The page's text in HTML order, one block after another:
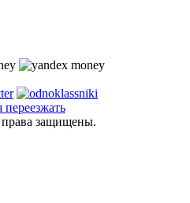
переезжать
защищены.